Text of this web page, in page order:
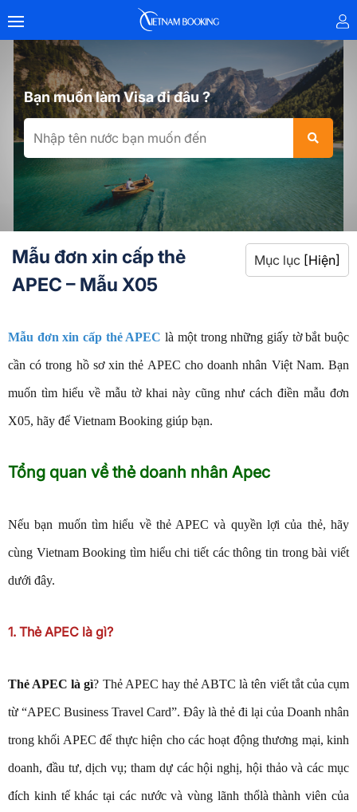
Bạn muốn làm Visa đi đâu ?
Mục lục [Hiện]
Mẫu đơn xin cấp thẻ
APEC – Mẫu X05
Mẫu đơn xin cấp thẻ APEC là một trong những giấy tờ bắt buộc
cần có trong hồ sơ xin thẻ APEC cho doanh nhân Việt Nam. Bạn
muốn tìm hiểu về mẫu tờ khai này cũng như cách điền mẫu đơn
X05, hãy để Vietnam Booking giúp bạn.
Tổng quan về thẻ doanh nhân Apec
Nếu bạn muốn tìm hiểu về thẻ APEC và quyền lợi của thẻ, hãy
cùng Vietnam Booking tìm hiểu chi tiết các thông tin trong bài viết
dưới đây.
1. Thẻ APEC là gì?
Thẻ APEC là gì? Thẻ APEC hay thẻ ABTC là tên viết tắt của cụm
từ “APEC Business Travel Card”. Đây là thẻ đi lại của Doanh nhân
trong khối APEC để thực hiện cho các hoạt động thương mại, kinh
doanh, đầu tư, dịch vụ; tham dự các hội nghị, hội thảo và các mục
đích kinh tế khác tại các nước và vùng lãnh thổlà thành viên của